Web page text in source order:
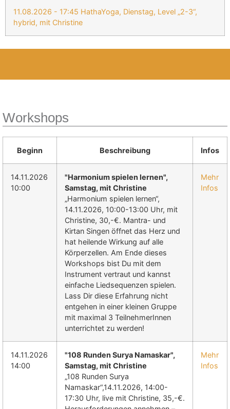
11.08.2026 - 17:45 HathaYoga, Dienstag, Level „2-3“,
hybrid, mit Christine
Workshops
Beginn Beschreibung Infos
14.11.2026
10:00
"Harmonium spielen lernen",
Samstag, mit Christine
„Harmonium spielen lernen“,
14.11.2026, 10:00-13:00 Uhr, mit
Christine, 30,-€. Mantra- und
Kirtan Singen öffnet das Herz und
hat heilende Wirkung auf alle
Körperzellen. Am Ende dieses
Workshops bist Du mit dem
Instrument vertraut und kannst
einfache Liedsequenzen spielen.
Lass Dir diese Erfahrung nicht
entgehen in einer kleinen Gruppe
mit maximal 3 TeilnehmerInnen
unterrichtet zu werden!
Mehr
Infos
14.11.2026
14:00
"108 Runden Surya Namaskar",
Samstag, mit Christine
„108 Runden Surya
Namaskar“,14.11.2026, 14:00-
17:30 Uhr, live mit Christine, 35,-€.
Mehr
Infos